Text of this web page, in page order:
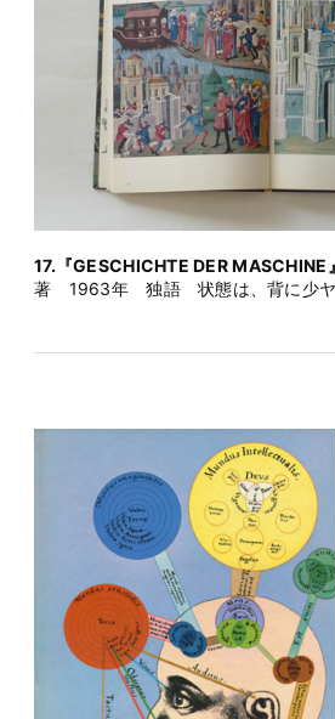
17.『GESCHICHTE DER MASCHINE』
著 1963年 独語 状態は、背に少ヤ